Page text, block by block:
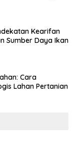
Kearifan
Sumber Daya Ikan
Cara
Lahan Pertanian